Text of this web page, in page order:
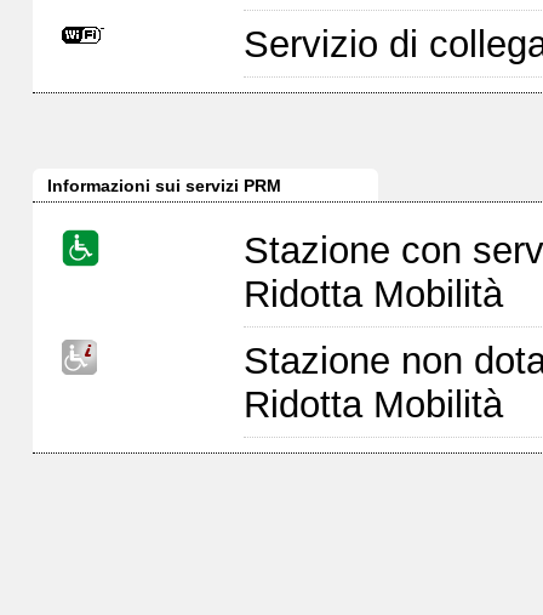
Servizio di
Informazioni sui servizi PRM
Stazione con
Ridotta Mobilità
Stazione non
Ridotta Mobilità